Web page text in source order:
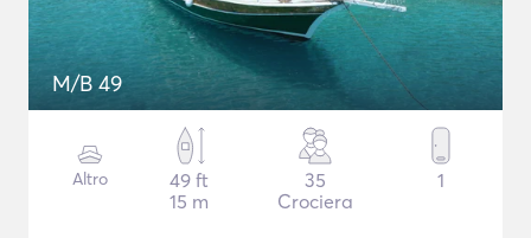
M/B 49
Altro
49 ft
15 m
35
Crociera
1